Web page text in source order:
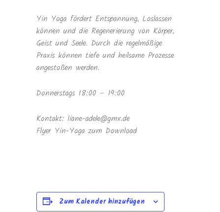
Yin Yoga fördert Entspannung, Loslassen
können und die Regenerierung von Körper,
Geist und Seele. Durch die regelmäßige
Praxis können tiefe und heilsame Prozesse
angestoßen werden.
Donnerstags 18:00 – 19:00
Kontakt: liane-adele@gmx.de
Flyer Yin-Yoga zum Download
Zum Kalender hinzufügen